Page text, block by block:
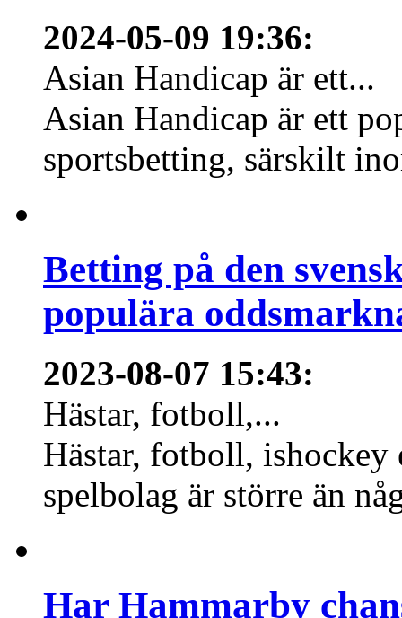
2024-05-09 19:36:
Asian Handicap är ett...
Asian Handicap är ett
sportsbetting, särskilt
Betting på den
populära
2023-08-07 15:43:
Hästar, fotboll,...
Hästar, fotboll,
spelbolag är större än
Har Hammarby